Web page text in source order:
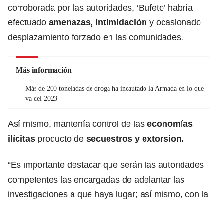
corroborada por las autoridades, ‘Bufeto’ habría
efectuado amenazas, intimidación y ocasionado
desplazamiento forzado en las comunidades.
Más información
Más de 200 toneladas de droga ha incautado la Armada en lo que
va del 2023
Así mismo, mantenía control de las economías
ilícitas producto de secuestros y extorsion.
“Es importante destacar que serán las autoridades
competentes las encargadas de adelantar las
investigaciones a que haya lugar; así mismo, con la